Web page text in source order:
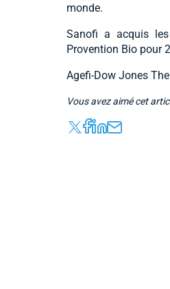
monde.
Sanofi a acquis
Provention Bio pour
Agefi-Dow Jones
Vous avez aimé cet